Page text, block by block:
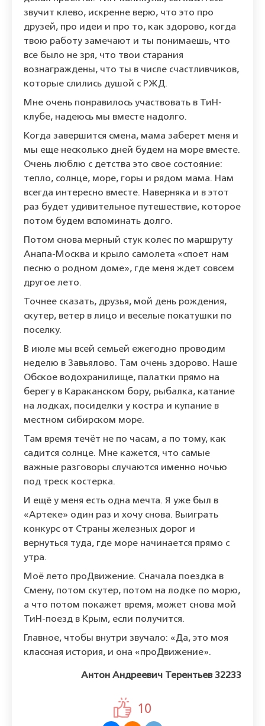
звучит клево, искренне верю, что это про
друзей, про идеи и про то, как здорово, когда
твою работу замечают и ты понимаешь, что
все было не зря, что твои старания
вознаграждены, что ты в числе счастливчиков,
которые слились душой с РЖД.
Мне очень понравилось участвовать в ТиН-
клубе, надеюсь мы вместе надолго.
Когда завершится смена, мама заберет меня и
мы еще несколько дней будем на море вместе.
Очень люблю с детства это свое состояние:
тепло, солнце, море, горы и рядом мама. Нам
всегда интересно вместе. Наверняка и в этот
раз будет удивительное путешествие, которое
потом будем вспоминать долго.
Потом снова мерный стук колес по маршруту
Анапа-Москва и крыло самолета «споет нам
песню о родном доме», где меня ждет совсем
другое лето.
Точнее сказать, друзья, мой день рождения,
скутер, ветер в лицо и веселые покатушки по
поселку.
В июле мы всей семьей ежегодно проводим
неделю в Завьялово. Там очень здорово. Наше
Обское водохранилище, палатки прямо на
берегу в Караканском бору, рыбалка, катание
на лодках, посиделки у костра и купание в
местном сибирском море.
Там время течёт не по часам, а по тому, как
садится солнце. Мне кажется, что самые
важные разговоры случаются именно ночью
под треск костерка.
И ещё у меня есть одна мечта. Я уже был в
«Артеке» один раз и хочу снова. Выиграть
конкурс от Страны железных дорог и
вернуться туда, где море начинается прямо с
утра.
Моё лето проДвижение. Сначала поездка в
Смену, потом скутер, потом на лодке по морю,
а что потом покажет время, может снова мой
ТиН-поезд в Крым, если получится.
Главное, чтобы внутри звучало: «Да, это моя
классная история, и она «проДвижение».
Антон Андреевич Терентьев 32233
10